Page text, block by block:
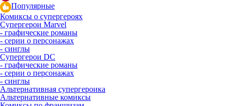
Популярные
Комиксы о супергероях
Супергерои Marvel
- графические романы
- серии о персонажах
- синглы
Супергерои DC
- графические романы
- серии о персонажах
- синглы
Альтернативная супергероика
Альтернативные комиксы